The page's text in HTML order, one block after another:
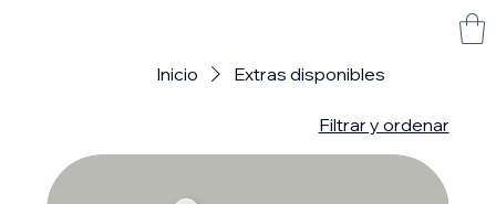
Inicio Extras disponibles
Filtrar y ordenar